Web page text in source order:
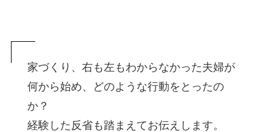
家づくり、右も左もわからなかった夫婦が
何から始め、どのような行動をとったの
か？
経験した反省も踏まえてお伝えします。